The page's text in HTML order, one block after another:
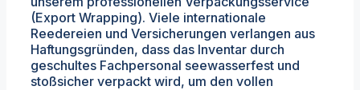
(Export Wrapping). Viele internationale
Reedereien und Versicherungen verlangen aus
Haftungsgründen, dass das Inventar durch
geschultes Fachpersonal seewasserfest und
stoßsicher verpackt wird, um den vollen